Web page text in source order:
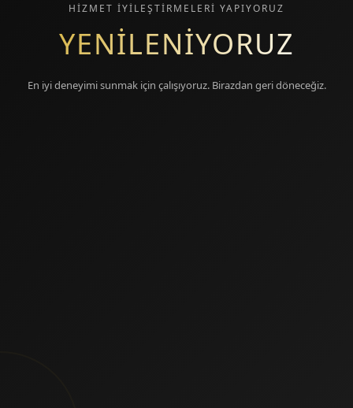
HİZMET İYİLEŞTİRMELERİ YAPIYORUZ
YENİLENİYORUZ
En iyi deneyimi sunmak için çalışıyoruz. Birazdan geri döneceğiz.